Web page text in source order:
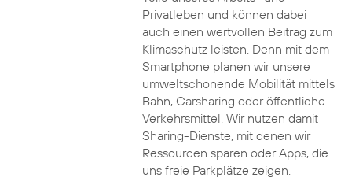
Privatleben und können dabei
auch einen wertvollen Beitrag zum
Klimaschutz leisten. Denn mit dem
Smartphone planen wir unsere
umweltschonende Mobilität mittels
Bahn, Carsharing oder öffentliche
Verkehrsmittel. Wir nutzen damit
Sharing-Dienste, mit denen wir
Ressourcen sparen oder Apps, die
uns freie Parkplätze zeigen.